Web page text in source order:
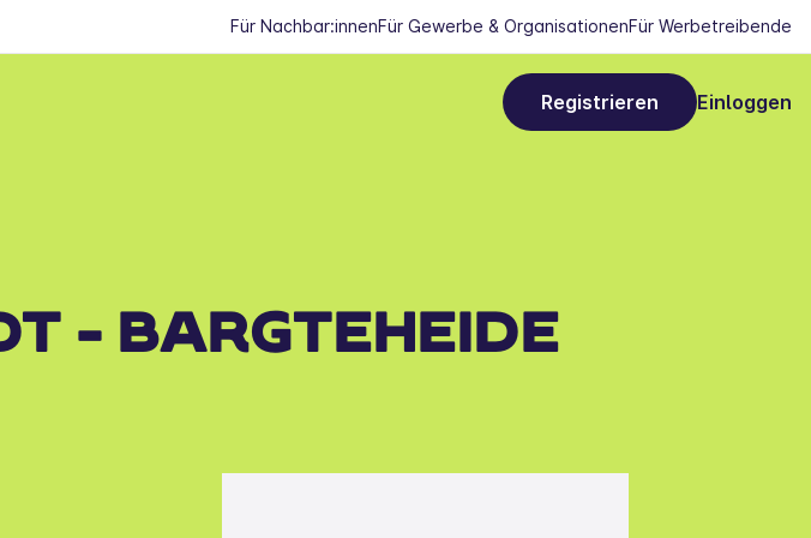
Für Nachbar:innenFür Gewerbe & OrganisationenFür Werbetreibende
Registrieren Einloggen
- BARGTEHEIDE